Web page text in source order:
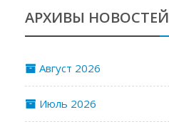
АРХИВЫ НОВОСТЕЙ
Август 2026
Июль 2026